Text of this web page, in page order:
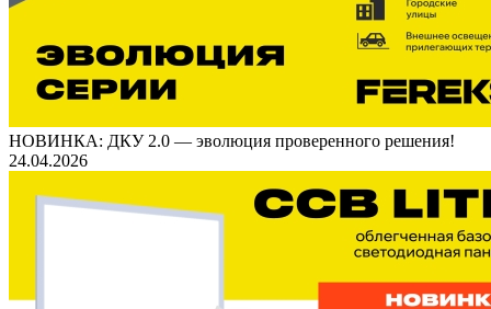
НОВИНКА: ДКУ 2.0 — эволюция проверенного решения!
24.04.2026